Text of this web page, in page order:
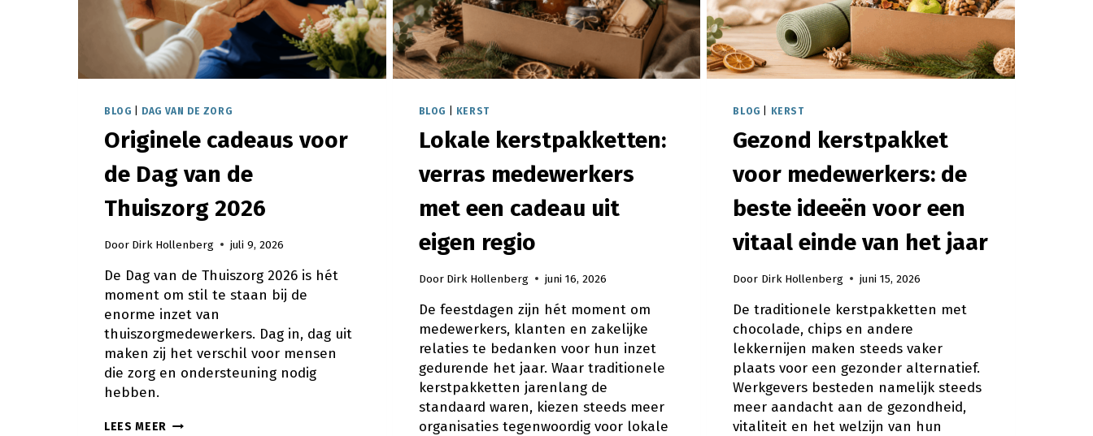
BLOG DAG VAN DE ZORG
Originele cadeaus voor
de Dag van de
Thuiszorg 2026
Door Dirk Hollenberg juli 9, 2026
De Dag van de Thuiszorg 2026 is hét
moment om stil te staan bij de
enorme inzet van
thuiszorgmedewerkers. Dag in, dag uit
maken zij het verschil voor mensen
die zorg en ondersteuning nodig
hebben.
LEES MEER ORIGINELE
BLOG KERST
Lokale kerstpakketten:
verras medewerkers
met een cadeau uit
eigen regio
Door Dirk Hollenberg juni 16, 2026
De feestdagen zijn hét moment om
medewerkers, klanten en zakelijke
relaties te bedanken voor hun inzet
gedurende het jaar. Waar traditionele
kerstpakketten jarenlang de
standaard waren, kiezen steeds meer
organisaties tegenwoordig voor lokale
BLOG KERST
Gezond kerstpakket
voor medewerkers: de
beste ideeën voor een
vitaal einde van het jaar
Door Dirk Hollenberg juni 15, 2026
De traditionele kerstpakketten met
chocolade, chips en andere
lekkernijen maken steeds vaker
plaats voor een gezonder alternatief.
Werkgevers besteden namelijk steeds
meer aandacht aan de gezondheid,
vitaliteit en het welzijn van hun